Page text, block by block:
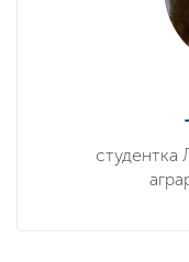
студентка